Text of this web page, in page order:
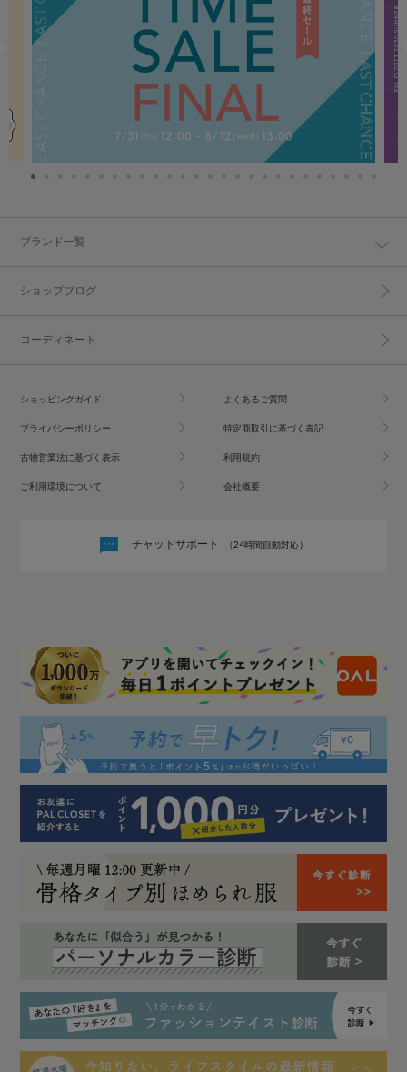
ブランド一覧
ショップブログ
コーディネート
ショッピングガイド よくあるご質問
プライバシーポリシー 特定商取引に基づく表記
古物営業法に基づく表示 利用規約
ご利用環境について 会社概要
チャットサポート （24時間自動対応）